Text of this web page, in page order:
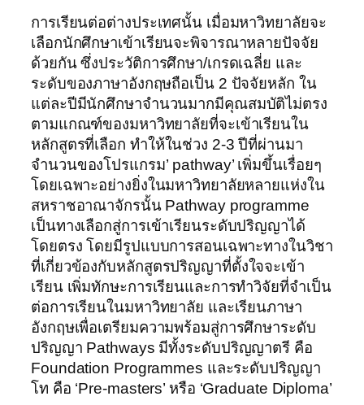
การเรียนต่อต่างประเทศนั้น เมื่อมหาวิทยาลัยจะ
เลือกนักศึกษาเข้าเรียนจะพิจารณาหลายปัจจัย
ด้วยกัน ซึ่งประวัติการศึกษา/เกรดเฉลี่ย และ
ระดับของภาษาอังกฤษถือเป็น 2 ปัจจัยหลัก ใน
แต่ละปีมีนักศึกษาจำนวนมากมีคุณสมบัติไม่ตรง
ตามแกณฑ์ของมหาวิทยาลัยที่จะเข้าเรียนใน
หลักสูตรที่เลือก ทำให้ในช่วง 2-3 ปีที่ผ่านมา
จำนวนของโปรแกรม’ pathway’ เพิ่มขึ้นเรื่อยๆ
โดยเฉพาะอย่างยิ่งในมหาวิทยาลัยหลายแห่งใน
สหราชอาณาจักรนั้น Pathway programme
เป็นทางเลือกสู่การเข้าเรียนระดับปริญญาได้
โดยตรง โดยมีรูปแบบการสอนเฉพาะทางในวิชา
ที่เกี่ยวข้องกับหลักสูตรปริญญาที่ตั้งใจจะเข้า
เรียน เพิ่มทักษะการเรียนและการทำวิจัยที่จำเป็น
ต่อการเรียนในมหาวิทยาลัย และเรียนภาษา
อังกฤษเพื่อเตรียมความพร้อมสู่การศึกษาระดับ
ปริญญา Pathways มีทั้งระดับปริญญาตรี คือ
Foundation Programmes และระดับปริญญา
โท คือ ‘Pre-masters’ หรือ ‘Graduate Diploma’